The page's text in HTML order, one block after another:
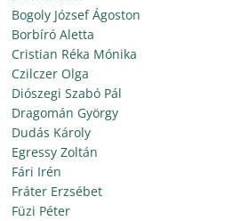
Bogoly József Ágoston
Borbíró Aletta
Cristian Réka Mónika
Czilczer Olga
Diószegi Szabó Pál
Dragomán György
Dudás Károly
Egressy Zoltán
Fári Irén
Fráter Erzsébet
Füzi Péter